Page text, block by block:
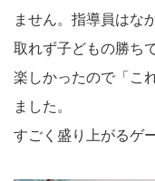
ません。指導員はな
取れず子どもの勝ち
楽しかったので「こ
ました。
すごく盛り上がるゲ